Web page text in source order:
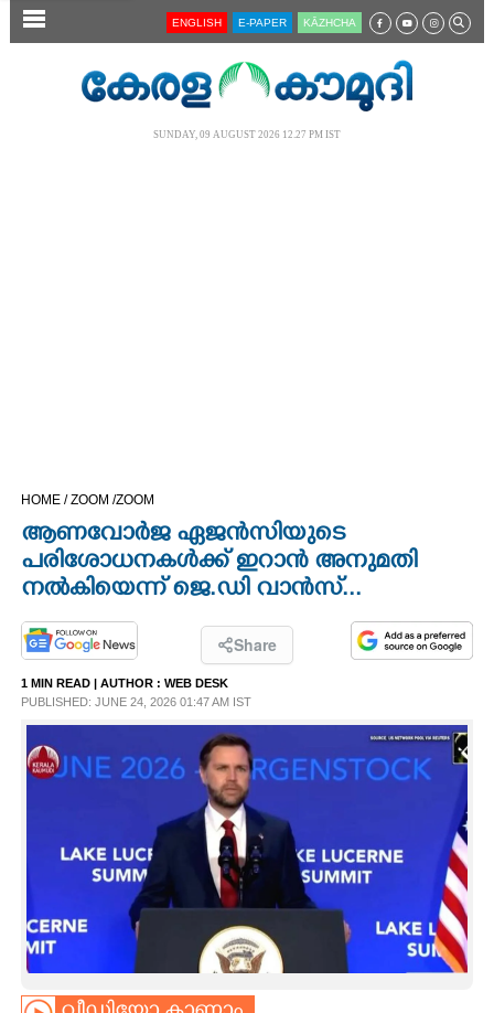
SECTIONS
OPINION
PHOTOS
LIFESTYLE
SPIRITUAL
ENGLISH E-PAPER KĀZHCHA
SUNDAY, 09 AUGUST 2026 12.27 PM IST
HOME /ZOOM /ZOOM
ആണവോർജ ഏജൻസിയുടെ
പരിശോധനകൾക്ക് ഇറാൻ അനുമതി
നൽകിയെന്ന് ജെ.ഡി വാൻസ്...
Share
1 MIN READ | AUTHOR : WEB DESK
PUBLISHED: JUNE 24, 2026 01:47 AM IST